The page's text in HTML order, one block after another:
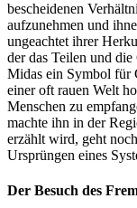
bescheidenen
aufzunehmen und
ungeachtet ihrer
der das Teilen und
Midas ein Symbol für
einer oft rauen Welt
Menschen zu
machte ihn in der
erzählt wird, geht
Ursprüngen eines
Der Besuch des